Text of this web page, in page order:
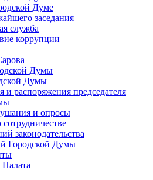
Думе
заседания
служба
коррупции
Думы
Думы
и распоряжения председателя
и опросы
законодательства
Городской Думы
Палата